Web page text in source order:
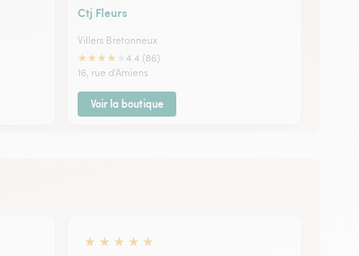
Ctj Fleurs
Villers Bretonneux
★★★★
4.4 (86)
16, rue d'Amiens
Voir la boutique
★ ★ ★ ★ ★